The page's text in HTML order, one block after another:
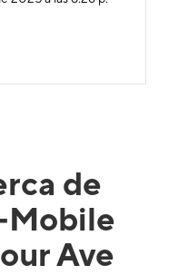
de
Mobile
Ave